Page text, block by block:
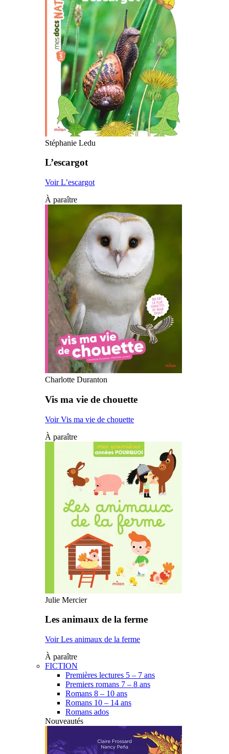
Stéphanie Ledu
L’escargot
Voir L’escargot
À paraître
Charlotte Duranton
Vis ma vie de chouette
Voir Vis ma vie de chouette
À paraître
Julie Mercier
Les animaux de la ferme
Voir Les animaux de la ferme
À paraître
FICTION
Premières lectures 5 – 7 ans
Premiers romans 7 – 8 ans
Romans 8 – 10 ans
Romans 10 – 14 ans
Romans ados
Nouveautés